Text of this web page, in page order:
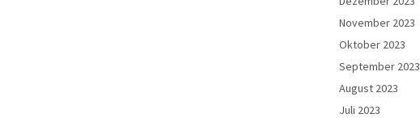
November 2023
Oktober 2023
September 2023
August 2023
Juli 2023